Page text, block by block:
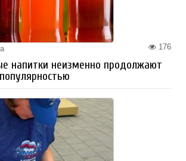
176
напитки неизменно продолжают